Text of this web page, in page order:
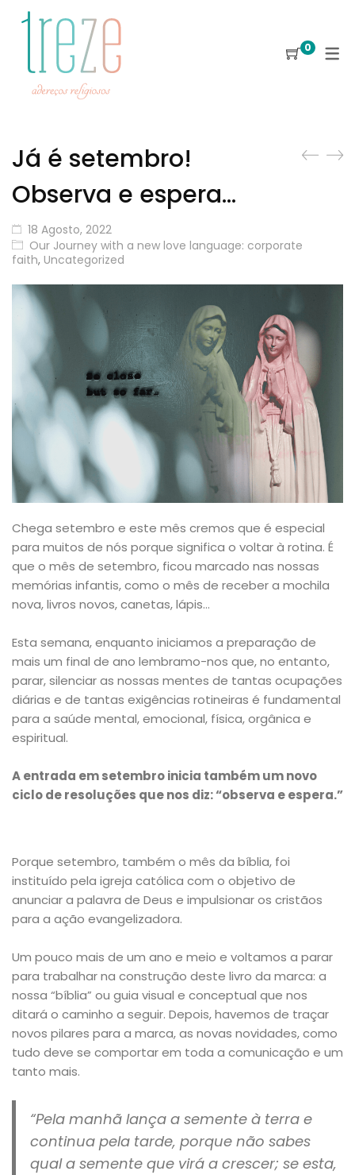
0
Já é setembro!
Observa e espera…
18 Agosto, 2022
Our Journey with a new love language: corporate
faith, Uncategorized
Chega setembro e este mês cremos que é especial
para muitos de nós porque significa o voltar à rotina. É
que o mês de setembro, ficou marcado nas nossas
memórias infantis, como o mês de receber a mochila
nova, livros novos, canetas, lápis…
Esta semana, enquanto iniciamos a preparação de
mais um final de ano lembramo-nos que, no entanto,
parar, silenciar as nossas mentes de tantas ocupações
diárias e de tantas exigências rotineiras é fundamental
para a saúde mental, emocional, física, orgânica e
espiritual.
A entrada em setembro inicia também um novo
ciclo de resoluções que nos diz: “observa e espera.”
Porque setembro, também o mês da bíblia, foi
instituído pela igreja católica com o objetivo de
anunciar a palavra de Deus e impulsionar os cristãos
para a ação evangelizadora.
Um pouco mais de um ano e meio e voltamos a parar
para trabalhar na construção deste livro da marca: a
nossa “bíblia” ou guia visual e conceptual que nos
ditará o caminho a seguir. Depois, havemos de traçar
novos pilares para a marca, as novas novidades, como
tudo deve se comportar em toda a comunicação e um
tanto mais.
“Pela manhã lança a semente à terra e
continua pela tarde, porque não sabes
qual a semente que virá a crescer; se esta,